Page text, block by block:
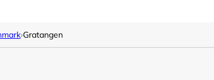
›Gratangen